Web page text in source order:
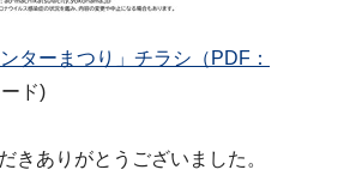
ターまつり」チラシ（PDF：
ド)
きありがとうございました。